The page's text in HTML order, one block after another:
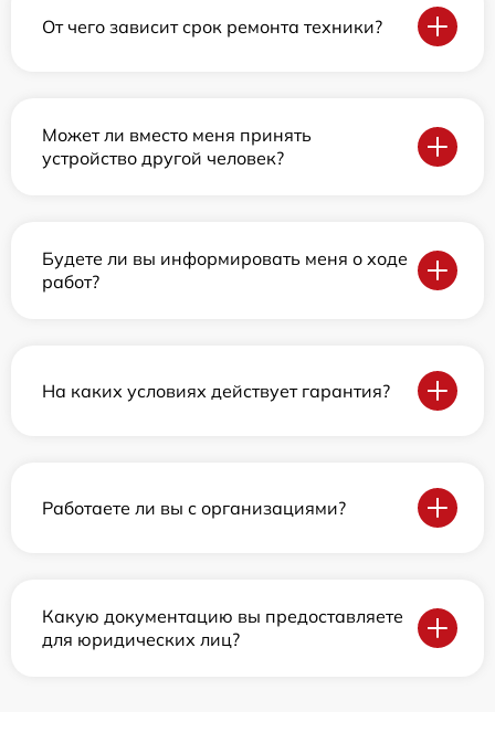
От чего зависит срок ремонта техники?
Может ли вместо меня принять
устройство другой человек?
Будете ли вы информировать меня о ходе
работ?
На каких условиях действует гарантия?
Работаете ли вы с организациями?
Какую документацию вы предоставляете
для юридических лиц?